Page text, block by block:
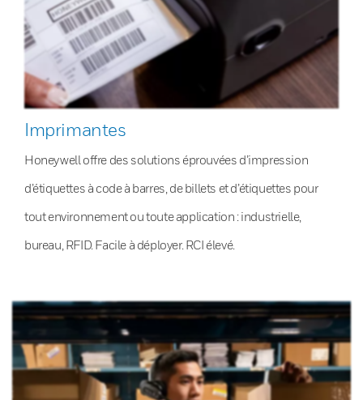
Imprimantes
Honeywell offre des solutions éprouvées d’impression
d’étiquettes à code à barres, de billets et d’étiquettes pour
tout environnement ou toute application : industrielle,
bureau, RFID. Facile à déployer. RCI élevé.